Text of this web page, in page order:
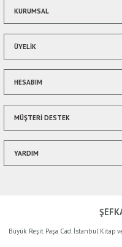
Bu ürüne benzer farklı
KURUMSAL
ÜYELİK
HESABIM
MÜŞTERİ DESTEK
YARDIM
Büyük Reşit Paşa Cad. İstanbul Kitap